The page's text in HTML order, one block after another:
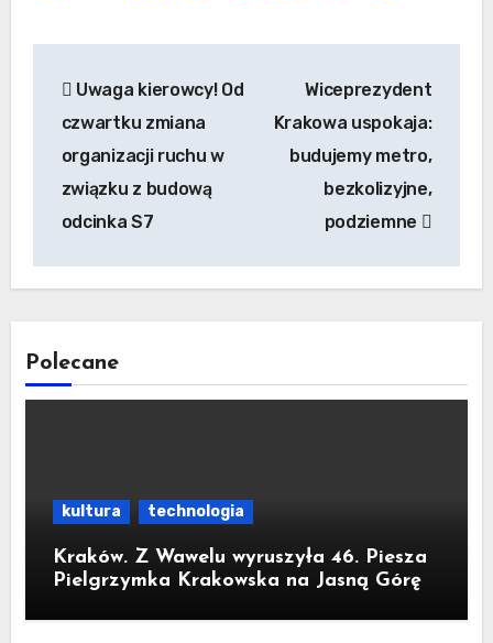
wpisu
Uwaga kierowcy! Od
czwartku zmiana
organizacji ruchu w
związku z budową
odcinka S7
Wiceprezydent
Krakowa uspokaja:
budujemy metro,
bezkolizyjne,
podziemne
Polecane
kultura technologia
Kraków. Z Wawelu wyruszyła 46. Piesza
Pielgrzymka Krakowska na Jasną Górę